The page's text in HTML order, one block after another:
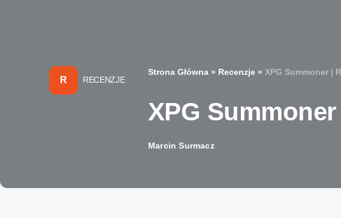
R RECENZJE
Strona Główna » Recenzje » XPG Summoner |
XPG
Marcin Surmacz